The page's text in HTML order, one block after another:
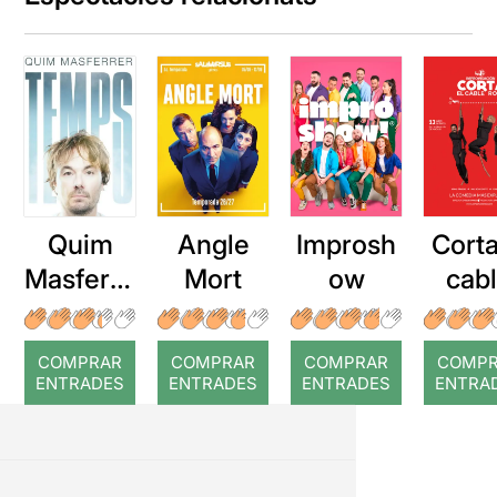
Quim
Masferre
r: Temps
COMPRAR
ENTRADES
Angle
Mort
COMPRAR
ENTRADES
Improsh
ow
COMPRAR
ENTRADES